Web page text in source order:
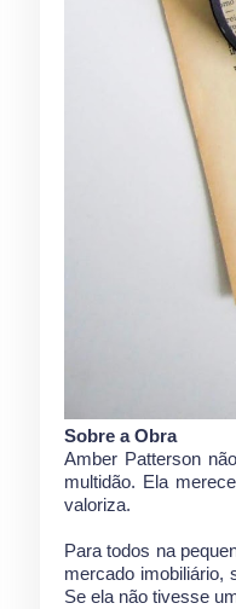
Sobre a Obra
Amber Patterson
multidão. Ela
valoriza.
Para todos na
mercado imobiliário,
Se ela não tivesse